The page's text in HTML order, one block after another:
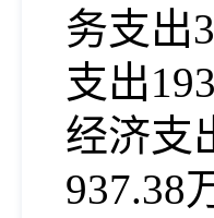
务支出
支出
经济支
937.38